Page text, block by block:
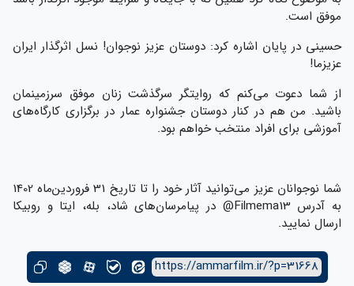
موفق است.
حسینی در پایان اشاره کرد: دوستان عزیز نوجوان! نسل اثرگذار ایران
عزیزما!
از شما دعوت می‌کنم که روایتگر سرگذشت زنان موفق سرزمینمان
باشید. من هم در کنار دوستان جشنواره عمار در برگزاری کارگاه‌های
آموزشی برای افراد منتخب خواهم بود.
شما نوجوانان عزیز می‌توانید آثار خود را تا تاریخ 31 فروردین‌ماه 1402
به آدرس Filmema13@ در پیامرسان‌های شاد، بله، ایتا و روبیکا
ارسال نمایید.
https://ammarfilm.ir/?p=31668